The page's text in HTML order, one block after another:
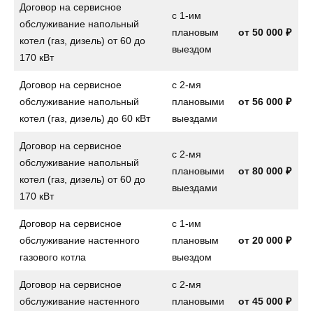
Договор на сервисное
обслуживание напольный
котел (газ, дизель) от 60 до
170 кВт
с 1-им
плановым
выездом
от 50 000 ₽
Договор на сервисное
обслуживание напольный
котел (газ, дизель) до 60 кВт
с 2-мя
плановыми
выездами
от 56 000 ₽
Договор на сервисное
обслуживание напольный
котел (газ, дизель) от 60 до
170 кВт
с 2-мя
плановыми
выездами
от 80 000 ₽
Договор на сервисное
обслуживание настенного
газового котла
с 1-им
плановым
выездом
от 20 000 ₽
Договор на сервисное
обслуживание настенного
с 2-мя
плановыми
от 45 000 ₽